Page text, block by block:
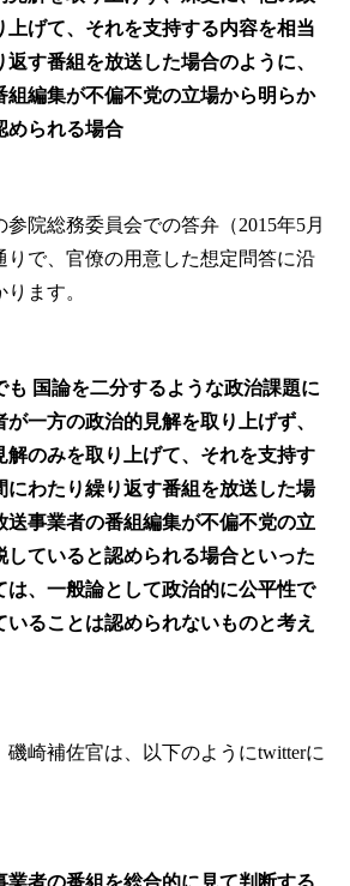
上げて、それを支持する内容を相当
す番組を放送した場合のように、
組編集が不偏不党の立場から明らか
められる場合
院総務委員会での答弁（2015年5月
りで、官僚の用意した想定問答に沿
ます。
も 国論を二分するような政治課題に
一方の政治的見解を取り上げず、
解のみを取り上げて、それを支持す
にわたり繰り返す番組を放送した場
送事業者の番組編集が不偏不党の立
していると認められる場合といった
は、一般論として政治的に公平性で
いることは認められないものと考え
磯崎補佐官は、以下のようにtwitterに